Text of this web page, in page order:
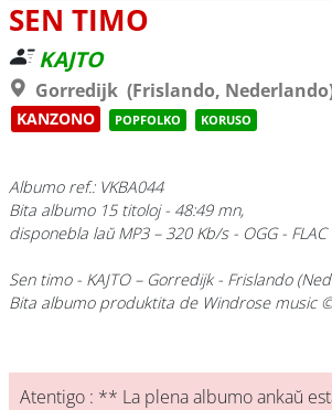
SEN TIMO
KAJTO
Gorredijk (Frislando,
KANZONO POPFOLKO KORUSO
Albumo ref.: VKBA044
Bita albumo 15 titoloj - 48:49 mn,
disponebla laŭ MP3 – 320 Kb/s - OGG -
Sen timo- KAJTO – Gorredijk - Frislando
Bita albumo produktita de Windrose music
Atentigo : ** La plena albumo ankaŭ